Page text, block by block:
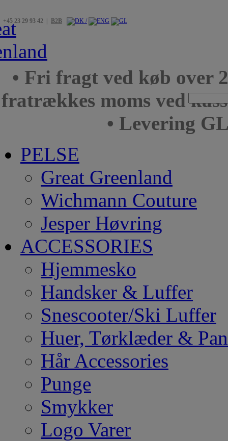
+45 23 29 93 42 | B2B
• Fri fragt ved køb over
fratrækkes moms ved
• Levering
PELSE
Great Greenland
Wichmann Couture
Jesper Høvring
ACCESSORIES
Hjemmesko
Handsker & Luffer
Snescooter/Ski Luffer
Huer, Tørklæder &
Hår Accessories
Punge
Smykker
Logo Varer